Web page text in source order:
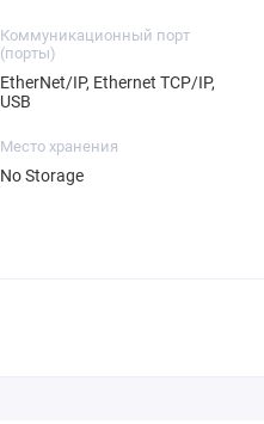
Коммуникационный порт
(порты)
EtherNet/IP, Ethernet TCP/IP,
USB
Место хранения
No Storage